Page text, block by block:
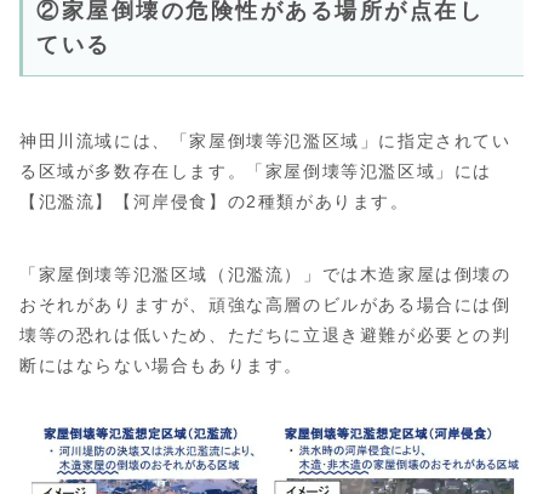
②家屋倒壊の危険性がある場所が点在し
ている
神田川流域には、「家屋倒壊等氾濫区域」に指定されてい
る区域が多数存在します。「家屋倒壊等氾濫区域」には
【氾濫流】【河岸侵食】の2種類があります。
「家屋倒壊等氾濫区域（氾濫流）」では木造家屋は倒壊の
おそれがありますが、頑強な高層のビルがある場合には倒
壊等の恐れは低いため、ただちに立退き避難が必要との判
断にはならない場合もあります。